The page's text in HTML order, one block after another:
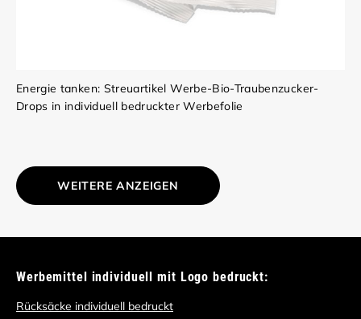
Energie tanken: Streuartikel Werbe-Bio-Traubenzucker-
Drops in individuell bedruckter Werbefolie
WEITERE ANZEIGEN
Werbemittel individuell mit Logo bedruckt:
Rücksäcke individuell bedruckt